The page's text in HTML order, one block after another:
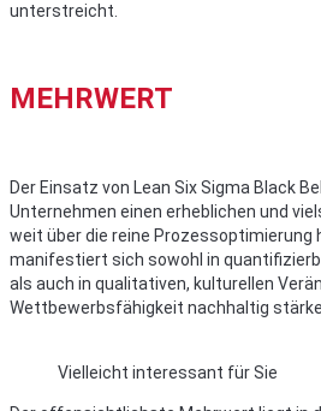
unterstreicht.
MEHRWERT
Der Einsatz von Lean Six Sigma Black
Unternehmen einen erheblichen und
weit über die reine Prozessoptimierung
manifestiert sich sowohl in
als auch in qualitativen, kulturellen
Wettbewerbsfähigkeit nachhaltig
Vielleicht interessant für Sie